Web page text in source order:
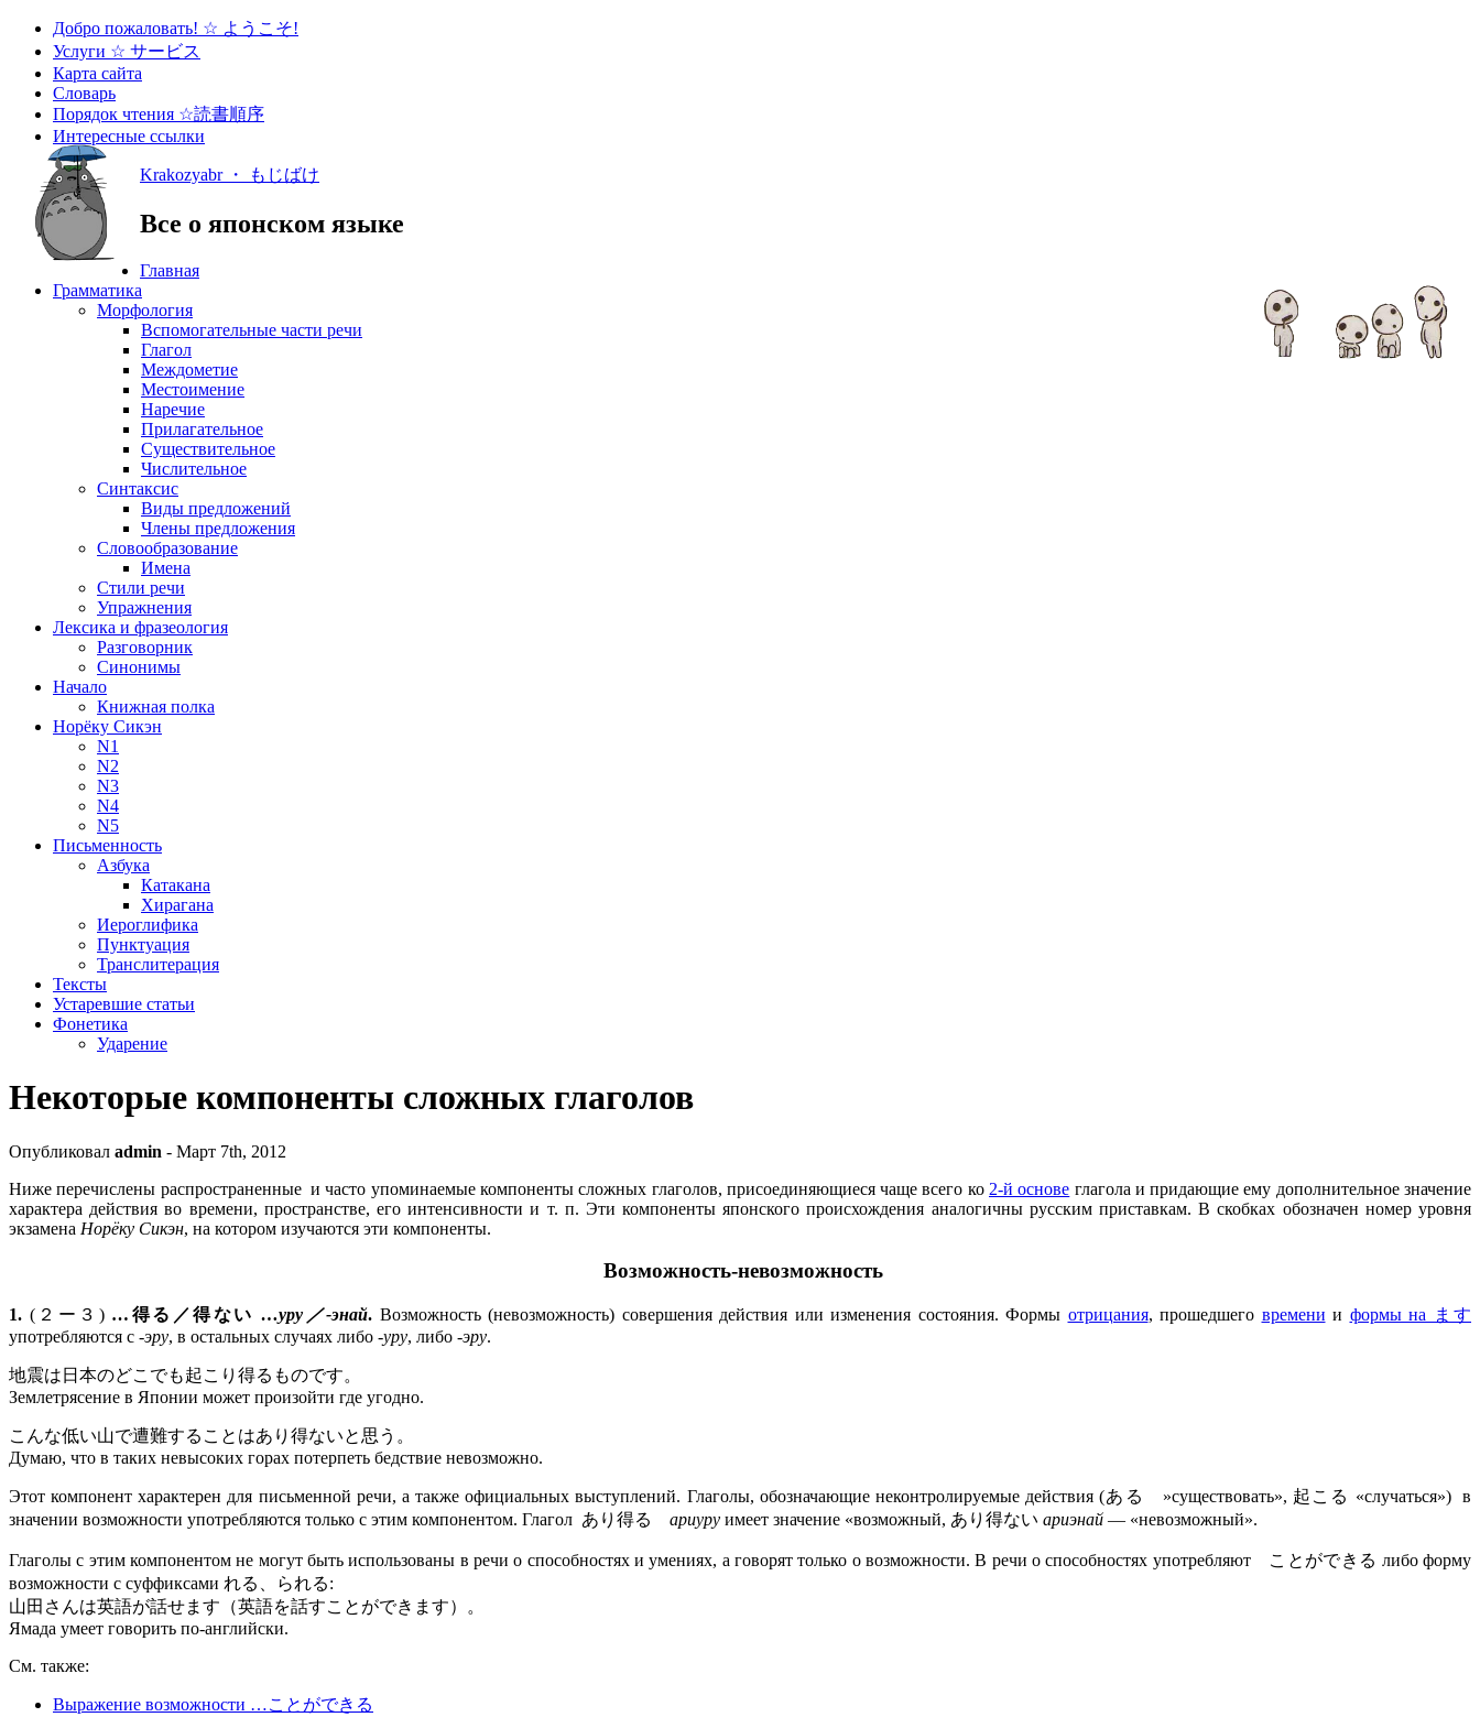
Добро пожаловать! ☆ ようこそ!
Услуги ☆ サービス
Карта сайта
Словарь
Порядок чтения ☆読書順序
Интересные ссылки
Krakozyabr ・ もじばけ
Все о японском языке
Главная
Грамматика
Морфология
Вспомогательные части речи
Глагол
Междометие
Местоимение
Наречие
Прилагательное
Существительное
Числительное
Синтаксис
Виды предложений
Члены предложения
Словообразование
Имена
Стили речи
Упражнения
Лексика и фразеология
Разговорник
Синонимы
Начало
Книжная полка
Норёку Сикэн
N1
N2
N3
N4
N5
Письменность
Азбука
Катакана
Хирагана
Иероглифика
Пунктуация
Транслитерация
Тексты
Устаревшие статьи
Фонетика
Ударение
Некоторые компоненты сложных глаголов
Опубликовал admin - Март 7th, 2012
Ниже перечислены распространенные и часто упоминаемые компоненты сложных глаголов, присоединяющиеся чаще всего ко 2-й основе глагола и придающие ему дополнительное значение
характера действия во времени, пространстве, его интенсивности и т. п. Эти компоненты японского происхождения аналогичны русским приставкам. В скобках обозначен номер уровня
экзамена Норёку Сикэн, на котором изучаются эти компоненты.
Возможность-невозможность
1. (２ー３) …得る／得ない …уру／-энай. Возможность (невозможность) совершения действия или изменения состояния. Формы отрицания, прошедшего времени и формы на ます
употребляются с -эру, в остальных случаях либо -уру, либо -эру.
地震は日本のどこでも起こり得るものです。
Землетрясение в Японии может произойти где угодно.
こんな低い山で遭難することはあり得ないと思う。
Думаю, что в таких невысоких горах потерпеть бедствие невозможно.
Этот компонент характерен для письменной речи, а также официальных выступлений. Глаголы, обозначающие неконтролируемые действия (ある »существовать», 起こる «случаться») в
значении возможности употребляются только с этим компонентом. Глагол あり得る ариуру имеет значение «возможный, あり得ない ариэнай — «невозможный».
Глаголы с этим компонентом не могут быть использованы в речи о способностях и умениях, а говорят только о возможности. В речи о способностях употребляют ことができる либо форму
возможности с суффиксами れる、られる:
山田さんは英語が話せます（英語を話すことができます）。
Ямада умеет говорить по-английски.
См. также:
Выражение возможности …ことができる